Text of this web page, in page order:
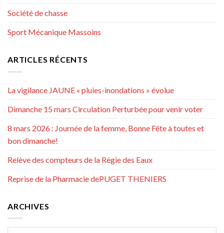
Société de chasse
Sport Mécanique Massoins
ARTICLES RÉCENTS
La vigilance JAUNE « pluies-inondations » évolue
Dimanche 15 mars Circulation Perturbée pour venir voter
8 mars 2026 : Journée de la femme, Bonne Fête à toutes et
bon dimanche!
Relève des compteurs de la Régie des Eaux
Reprise de la Pharmacie dePUGET THENIERS
ARCHIVES